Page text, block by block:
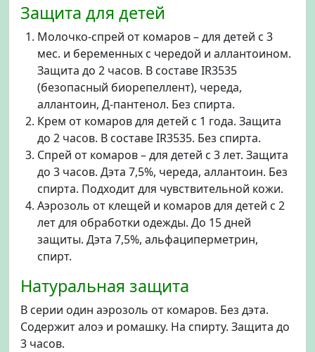
Защита для детей
Молочко-спрей от комаров – для детей с 3
мес. и беременных с чередой и аллантоином.
Защита до 2 часов. В составе IR3535
(безопасный биорепеллент), череда,
аллантоин, Д-пантенол. Без спирта.
Крем от комаров для детей с 1 года. Защита
до 2 часов. В составе IR3535. Без спирта.
Спрей от комаров – для детей с 3 лет. Защита
до 3 часов. Дэта 7,5%, череда, аллантоин. Без
спирта. Подходит для чувствительной кожи.
Аэрозоль от клещей и комаров для детей с 2
лет для обработки одежды. До 15 дней
защиты. Дэта 7,5%, альфациперметрин,
спирт.
Натуральная защита
В серии один аэрозоль от комаров. Без дэта.
Содержит алоэ и ромашку. На спирту. Защита до
3 часов.